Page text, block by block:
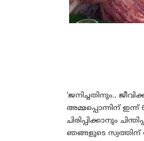
‘ജനിച്ചതിനും..
അമ്മപ്പൊന്നിന്
ചിരിപ്പിക്കാനും
ഞങ്ങളുടെ സ്വത്തിന്